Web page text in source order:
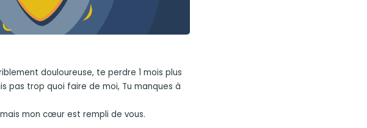
douloureuse, te perdre 1 mois plus
pas trop quoi faire de moi, Tu manques à
mon cœur est rempli de vous.